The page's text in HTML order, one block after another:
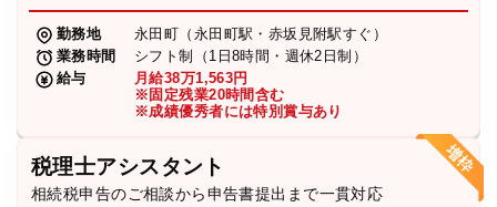
勤務地
永田町（永田町駅・赤坂見附駅すぐ）
業務時間
シフト制（1日8時間・週休2日制）
給与
月給38万1,563円
※固定残業20時間含む
※成績優秀者には特別賞与あり
税理士アシスタント
相続税申告のご相談から申告書提出まで一貫対応
相談先情報サイト
プライバシーポリシー